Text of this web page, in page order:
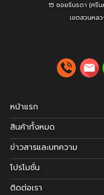
15 ซอยรินรดา (ศรี
เขตสวนหล
หน้าแรก
สินค้าทั้งหมด
ข่าวสารและบทความ
โปรโมชั่น
ติดต่อเรา